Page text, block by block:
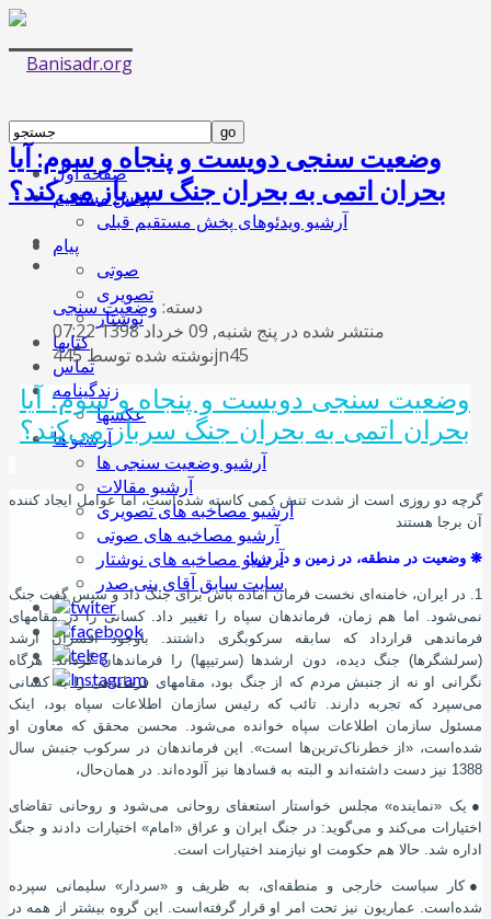
صفحه اول
پخش مستقیم
آرشیو ویدئوهای پخش مستقیم قبلی
پیام
صوتی
تصویری
نوشتار
کتابها
تماس
زندگینامه
عکسها
آرشیو ها
آرشیو وضعیت سنجی ها
آرشیو مقالات
آرشیو مصاخبه های تصویری
آرشیو مصاخبه های صوتی
آرشیو مصاخبه های نوشتار
سایت سابق آقای بنی صدر
وضعیت سنجی دویست و پنجاه و سوم: آیا
بحران اتمی به بحران جنگ سرباز می‌کند؟
دسته: وضعیت سنجی
منتشر شده در پنج شنبه, 09 خرداد 1398 07:22
نوشته شده توسط 445jn45
وضعیت سنجی دویست و پنجاه و سوم: آیا
بحران اتمی به بحران جنگ سرباز می‌کند؟
گرچه دو روزی است از شدت تنش کمی کاسته شده‌است، اما عوامل ایجاد کننده
آن برجا هستند
❋ وضعیت در منطقه، در زمین و در دریا:
1. در ایران، خامنه‌ای نخست فرمان آماده باش برای جنگ داد و سپس گفت جنگ
نمی‌شود. اما هم زمان، فرماندهان سپاه را تغییر داد. کسانی را در مقامهای
فرماندهی قرارداد که سابقه سرکوبگری داشتند. باوجود افسران ارشد
(سرلشگرها) جنگ دیده، دون ارشدها (سرتیپها) را فرماندهان گرداند. هرگاه
نگرانی او نه از جنبش مردم که از جنگ بود، مقامهای فرماندهی را به کسانی
می‌سپرد که تجربه دارند. تائب که رئیس سازمان اطلاعات سپاه بود، اینک
مسئول سازمان اطلاعات سپاه خوانده می‌شود. محسن محقق که معاون او
شده ‌است، «از خطرناک‌ترین‌ها است». این فرماندهان در سرکوب جنبش سال
1388 نیز دست داشته‌اند و البته به فسادها نیز آلوده‌اند. در همان‌حال،
● یک «نماینده» مجلس خواستار استعفای روحانی می‌شود و روحانی تقاضای
اختیارات می‌کند و می‌گوید: در جنگ ایران و عراق «امام» اختیارات دادند و جنگ
اداره شد. حالا هم حکومت او نیازمند اختیارات است.
● کار سیاست خارجی و منطقه‌ای، به ظریف و «سردار» سلیمانی سپرده
شده ‌است. عماریون نیز تحت امر او قرار گرفته ‌است. این گروه بیشتر از همه در